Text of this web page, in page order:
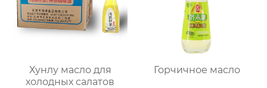
Хунлу масло для
холодных салатов
Горчичное масло